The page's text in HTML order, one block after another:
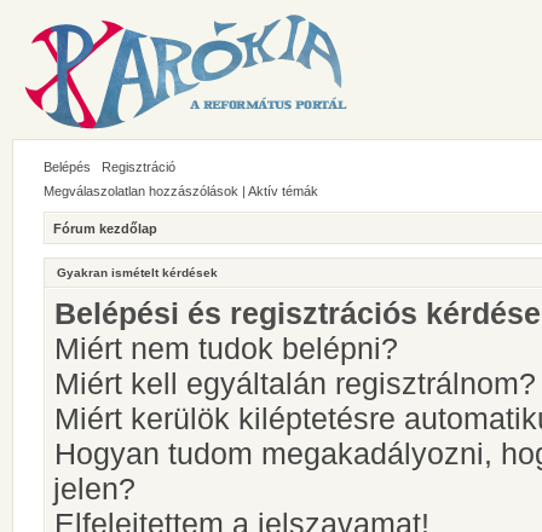
Belépés
Regisztráció
Megválaszolatlan hozzászólások | Aktív témák
Fórum kezdőlap
Gyakran ismételt kérdések
Belépési és regisztrációs
Miért nem tudok belépni?
Miért kell egyáltalán regisztrálnom?
Miért kerülök kiléptetésre
Hogyan tudom megakadályozni,
jelen?
Elfelejtettem a jelszavamat!